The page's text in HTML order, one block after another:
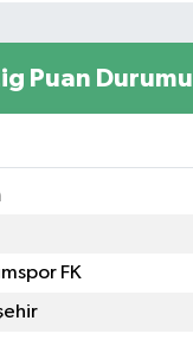
Puan Durumu
FK